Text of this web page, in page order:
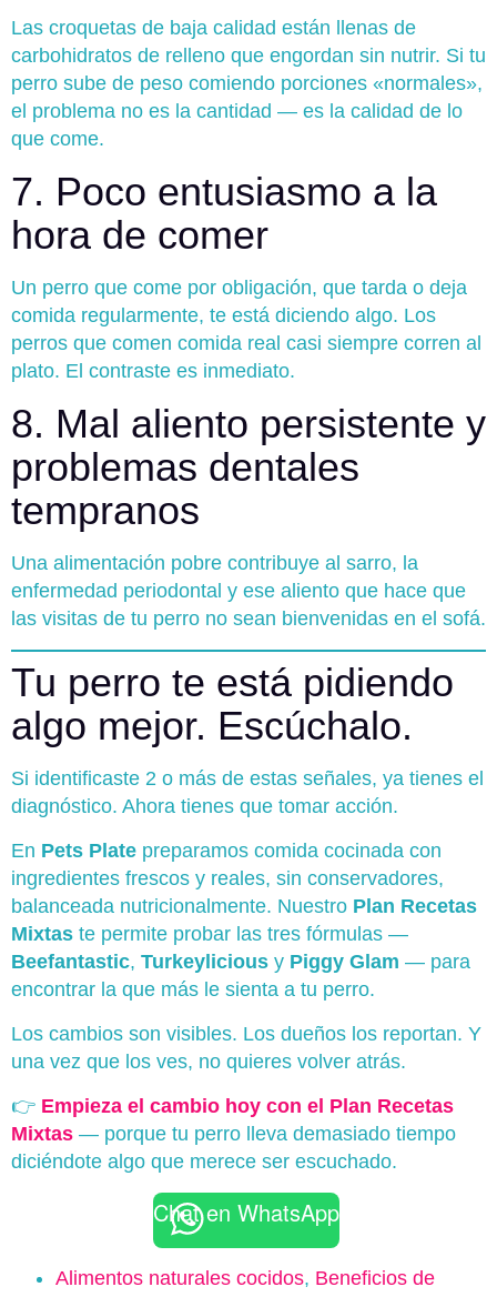
Las croquetas de baja calidad están llenas de
carbohidratos de relleno que engordan sin nutrir. Si tu
perro sube de peso comiendo porciones «normales»,
el problema no es la cantidad — es la calidad de lo
que come.
7. Poco entusiasmo a la
hora de comer
Un perro que come por obligación, que tarda o deja
comida regularmente, te está diciendo algo. Los
perros que comen comida real casi siempre corren al
plato. El contraste es inmediato.
8. Mal aliento persistente y
problemas dentales
tempranos
Una alimentación pobre contribuye al sarro, la
enfermedad periodontal y ese aliento que hace que
las visitas de tu perro no sean bienvenidas en el sofá.
Tu perro te está pidiendo
algo mejor. Escúchalo.
Si identificaste 2 o más de estas señales, ya tienes el
diagnóstico. Ahora tienes que tomar acción.
En Pets Plate preparamos comida cocinada con
ingredientes frescos y reales, sin conservadores,
balanceada nutricionalmente. Nuestro Plan Recetas
Mixtas te permite probar las tres fórmulas —
Beefantastic, Turkeylicious y Piggy Glam — para
encontrar la que más le sienta a tu perro.
Los cambios son visibles. Los dueños los reportan. Y
una vez que los ves, no quieres volver atrás.
👉 Empieza el cambio hoy con el Plan Recetas
Mixtas — porque tu perro lleva demasiado tiempo
diciéndote algo que merece ser escuchado.
Chat en WhatsApp
Alimentos naturales cocidos, Beneficios de